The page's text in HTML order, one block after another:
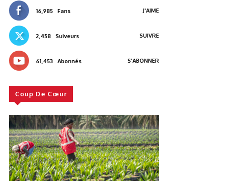
16,985 Fans J'AIME
2,458 Suiveurs SUIVRE
61,453 Abonnés S'ABONNER
Coup De Cœur